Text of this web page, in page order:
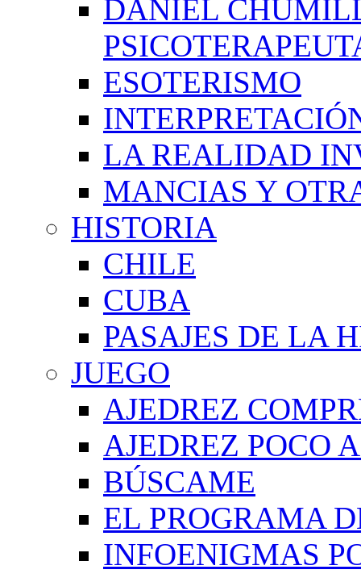
DANIEL
ESOTERISMO
LA REALIDAD
MANCIAS Y
HISTORIA
CHILE
CUBA
PASAJES DE LA
JUEGO
AJEDREZ
AJEDREZ POCO
BÚSCAME
EL PROGRAMA
INFOENIGMAS